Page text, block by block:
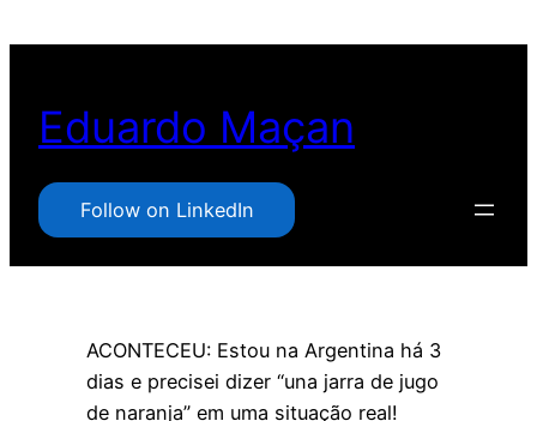
conteúdo
Eduardo Maçan
Follow on LinkedIn
ACONTECEU: Estou na Argentina há 3
dias e precisei dizer “una jarra de jugo
de naranja” em uma situação real!